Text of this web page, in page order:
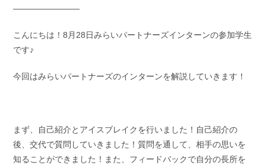
————————
こんにちは！8月28日みらいパートナーズインターンの参加学生
です♪
今回はみらいパートナーズのインターンを解説していきます！
まず、自己紹介とアイスブレイクを行いました！自己紹介の
後、交代で質問していきました！質問を通して、相手の思いを
知ることができました！また、フィードバックで自分の長所を